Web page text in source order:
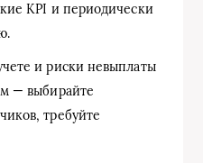
KPI и периодически
и риски невыплаты
— выбирайте
требуйте